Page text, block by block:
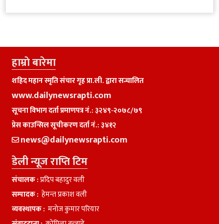
हाम्राे बारेमा
शहिद महान स्मृति संचार गृह प्रा.ली. द्वारा सन्चालित
www.dailynewsrapti.com
सूचना विभाग दर्ता प्रमाणपत्र नं.: ३२४९-२०७८/७९
प्रेस काउन्सिल सूचीकरण दर्ता नं.: ३४१२
news@dailynewsrapti.com
डेली न्यूज राप्ति टिम
संचालक :प्रदिप बहादुर वली
सम्पादक : हेमन्त प्रकाश वली
व्यवस्थापक : मनाेज कुमार परियार